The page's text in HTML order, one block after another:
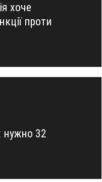
хоче
проти
нужно 32